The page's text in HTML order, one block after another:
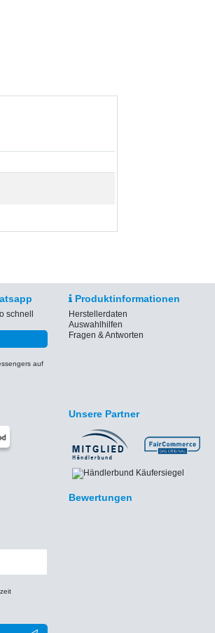
schnell
auf
Produktinformationen
Herstellerdaten
Auswahlhilfen
Fragen & Antworten
Unsere Partner
Bewertungen